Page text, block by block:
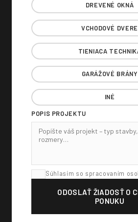
DREVENÉ OKNÁ
VCHODOVÉ DVERE
TIENIACA
GARÁŽOVÉ BRÁNY
INÉ
POPIS PROJEKTU
Súhlasím so spracovaním
ODOSLAŤ ŽIADOSŤ O
PONUKU